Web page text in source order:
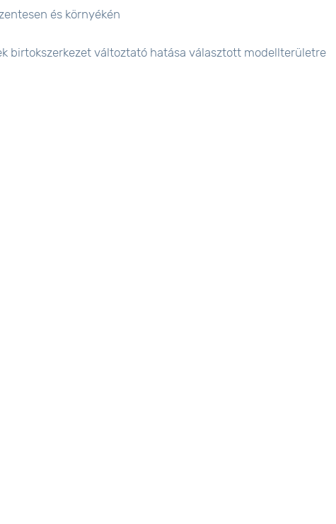
és környékén
birtokszerkezet változtató hatása választott modellterületre